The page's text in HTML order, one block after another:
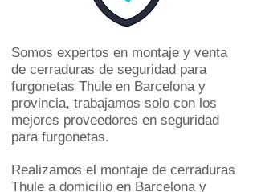
Somos expertos en montaje y venta
de cerraduras de seguridad para
furgonetas Thule en Barcelona y
provincia, trabajamos solo con los
mejores proveedores en seguridad
para furgonetas.
Realizamos el montaje de cerraduras
Thule a domicilio en Barcelona y